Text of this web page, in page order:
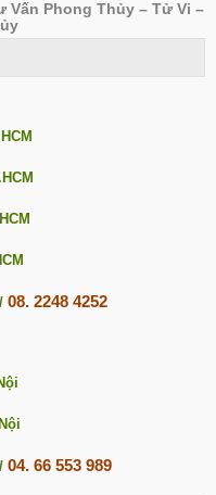
Vấn Phong Thủy – Tử Vi –
/ 08. 2248 4252
/ 04. 66 553 989